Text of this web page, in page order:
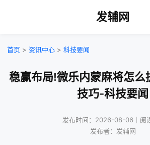
发辅网
首页 > 资讯中心 > 科技要闻
稳赢布局!微乐内蒙麻将怎么
技巧-科技要闻
发布时间：2026-08-06｜阅
发布者：发辅网